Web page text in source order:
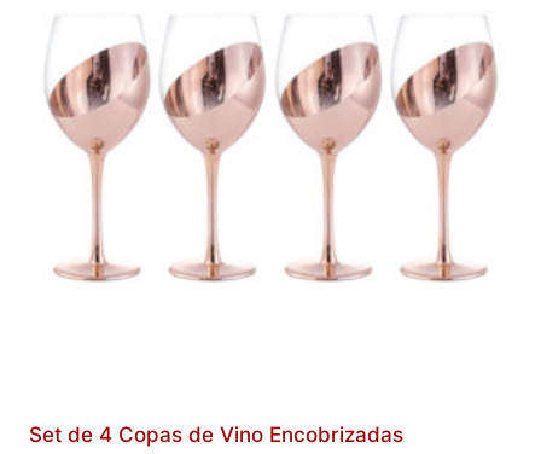
Set de 4 Copas de Vino Encobrizadas